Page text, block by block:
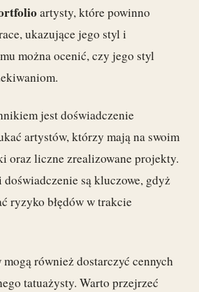
artysty, które powinno
ukazujące jego styl i
można ocenić, czy jego styl
jest doświadczenie
artystów, którzy mają na swoim
oraz liczne zrealizowane projekty.
są kluczowe, gdyż
ryzyko błędów w trakcie
również dostarczyć cennych
tatuażysty. Warto przejrzeć